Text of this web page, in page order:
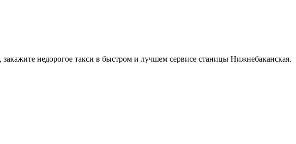
закажите недорогое такси в быстром и лучшем сервисе станицы Нижнебаканская.